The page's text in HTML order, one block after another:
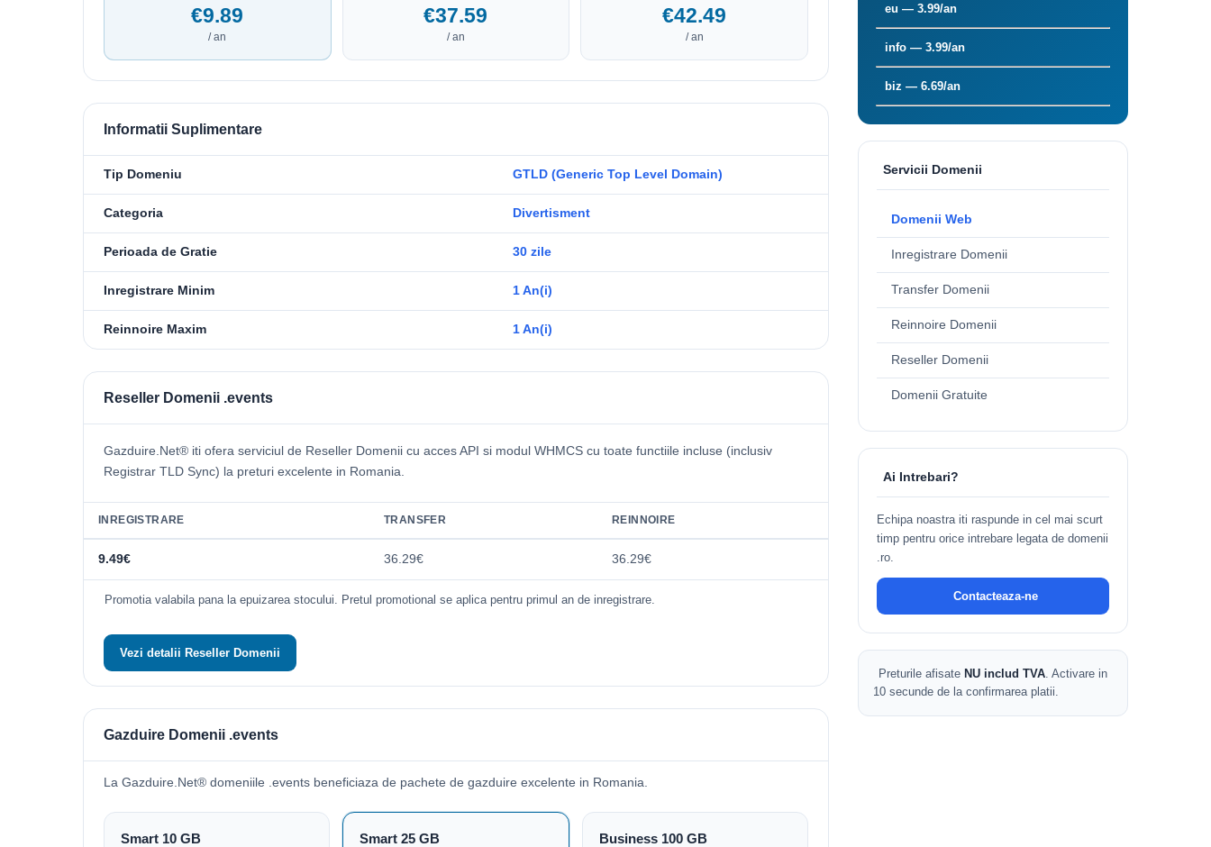
€9.89
/ an
€37.59
/ an
€42.49
/ an
Informatii Suplimentare
Tip Domeniu GTLD (Generic Top Level Domain)
Categoria Divertisment
Perioada de Gratie 30 zile
Inregistrare Minim 1 An(i)
Reinnoire Maxim 1 An(i)
Reseller Domenii .events
Gazduire.Net® iti ofera serviciul de Reseller Domenii cu acces API si modul WHMCS cu toate functiile incluse (inclusiv
Registrar TLD Sync) la preturi excelente in Romania.
INREGISTRARE TRANSFER REINNOIRE
9.49€ 36.29€ 36.29€
Promotia valabila pana la epuizarea stocului. Pretul promotional se aplica pentru primul an de inregistrare.
Vezi detalii Reseller Domenii
Gazduire Domenii .events
La Gazduire.Net® domeniile .events beneficiaza de pachete de gazduire excelente in Romania.
Smart 10 GB Smart 25 GB Business 100 GB
eu — 3.99/an
info — 3.99/an
biz — 6.69/an
Servicii Domenii
Domenii Web
Inregistrare Domenii
Transfer Domenii
Reinnoire Domenii
Reseller Domenii
Domenii Gratuite
Ai Intrebari?
Echipa noastra iti raspunde in cel mai scurt
timp pentru orice intrebare legata de domenii
.ro.
Contacteaza-ne
Preturile afisate NU includ TVA . Activare in
10 secunde de la confirmarea platii.